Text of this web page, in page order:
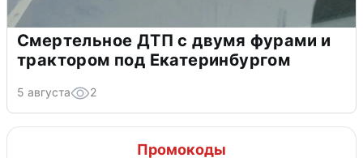
Смертельное ДТП с двумя фурами и
трактором под Екатеринбургом
5 августа 2
Промокоды